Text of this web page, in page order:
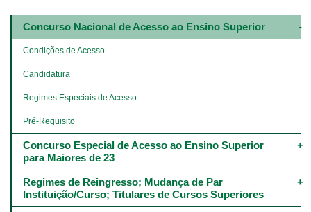
Main
navigation
Concurso Nacional de Acesso ao Ensino Superior
Condições de Acesso
Candidatura
Regimes Especiais de Acesso
Pré-Requisito
Concurso Especial de Acesso ao Ensino Superior
para Maiores de 23
Regimes de Reingresso; Mudança de Par
Instituição/Curso; Titulares de Cursos Superiores